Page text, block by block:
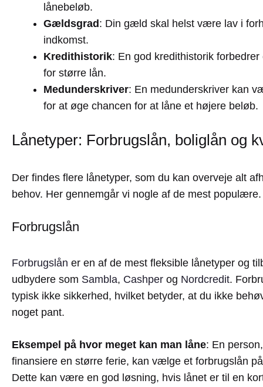
lånebeløb.
Gældsgrad: Din gæld skal helst være lav i
indkomst.
Kredithistorik: En god kredithistorik
for større lån.
Medunderskriver: En medunderskriver kan
for at øge chancen for at låne et højere beløb.
Lånetyper: Forbrugslån, boliglån og
Der findes flere lånetyper, som du kan overveje alt
behov. Her gennemgår vi nogle af de mest populære.
Forbrugslån
Forbrugslån er en af de mest fleksible lånetyper og
udbydere som Sambla, Cashper og Nordcredit.
typisk ikke sikkerhed, hvilket betyder, at du ikke
noget pant.
Eksempel på hvor meget kan man låne: En
finansiere en større ferie, kan vælge et forbrugslån
Dette kan være en god løsning, hvis lånet er til en